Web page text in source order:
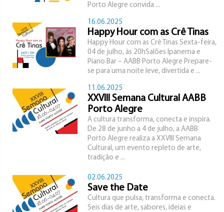
Porto Alegre convida ...
16.06.2025
Happy Hour com as Crê Tinas
Happy Hour com as Crê Tinas Sexta-feira,
04 de julho, às 20hSalões Ipanema e
Piano Bar – AABB Porto Alegre Prepare-
se para uma noite leve, divertida e ...
11.06.2025
XXVIII Semana Cultural AABB
Porto Alegre
A cultura transforma, conecta e inspira.
De 28 de junho a 4 de julho, a AABB
Porto Alegre realiza a XXVIII Semana
Cultural, um evento repleto de arte,
tradição e ...
02.06.2025
Save the Date
Cultura que pulsa, transforma e conecta.
Seis dias de arte, sabores, ideias e